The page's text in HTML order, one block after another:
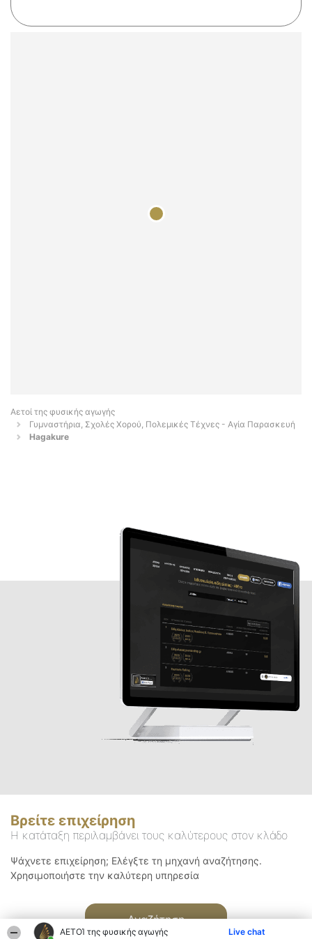
ΑΕΤΟΊ της φυσικής αγωγής Live chat
Αετοί της φυσικής αγωγής
Γυμναστήρια, Σχολές Χορού, Πολεμικές Τέχνες - Αγία Παρασκευή
Hagakure
Βρείτε επιχείρηση
Η κατάταξη περιλαμβάνει τους καλύτερους στον κλάδο
Ψάχνετε επιχείρηση; Ελέγξτε τη μηχανή αναζήτησης.
Χρησιμοποιήστε την καλύτερη υπηρεσία
Αναζήτηση